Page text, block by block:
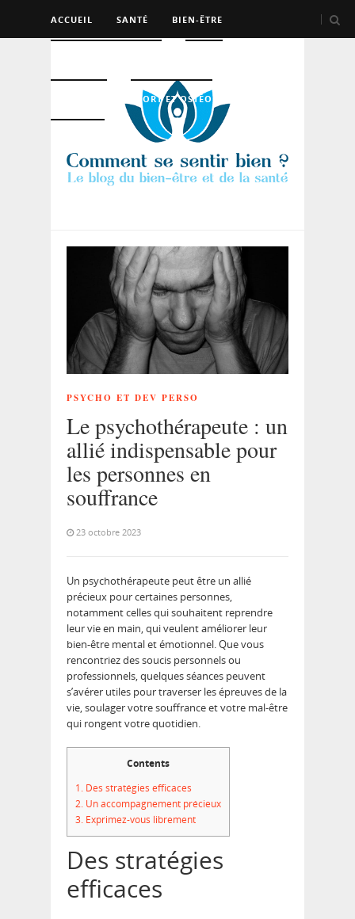
ACCUEIL SANTÉ BIEN-ÊTRE
SPORT ET OSTÉO
PSYCHO ET DEV PERSO
Le psychothérapeute : un
allié indispensable pour
les personnes en
souffrance
23 octobre 2023
Un psychothérapeute peut être un allié
précieux pour certaines personnes,
notamment celles qui souhaitent reprendre
leur vie en main, qui veulent améliorer leur
bien-être mental et émotionnel. Que vous
rencontriez des soucis personnels ou
professionnels, quelques séances peuvent
s’avérer utiles pour traverser les épreuves de la
vie, soulager votre souffrance et votre mal-être
qui rongent votre quotidien.
Contents
1. Des stratégies efficaces
2. Un accompagnement précieux
3. Exprimez-vous librement
Des stratégies
efficaces